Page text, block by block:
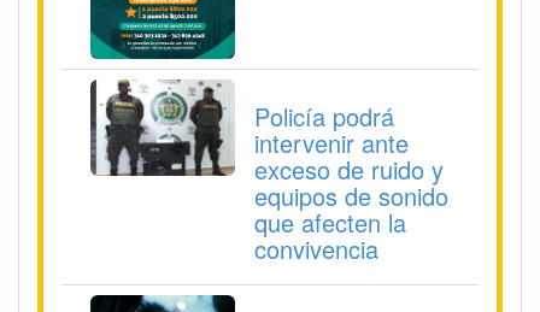
Policía podrá
intervenir ante
exceso de ruido y
equipos de sonido
que afecten la
convivencia